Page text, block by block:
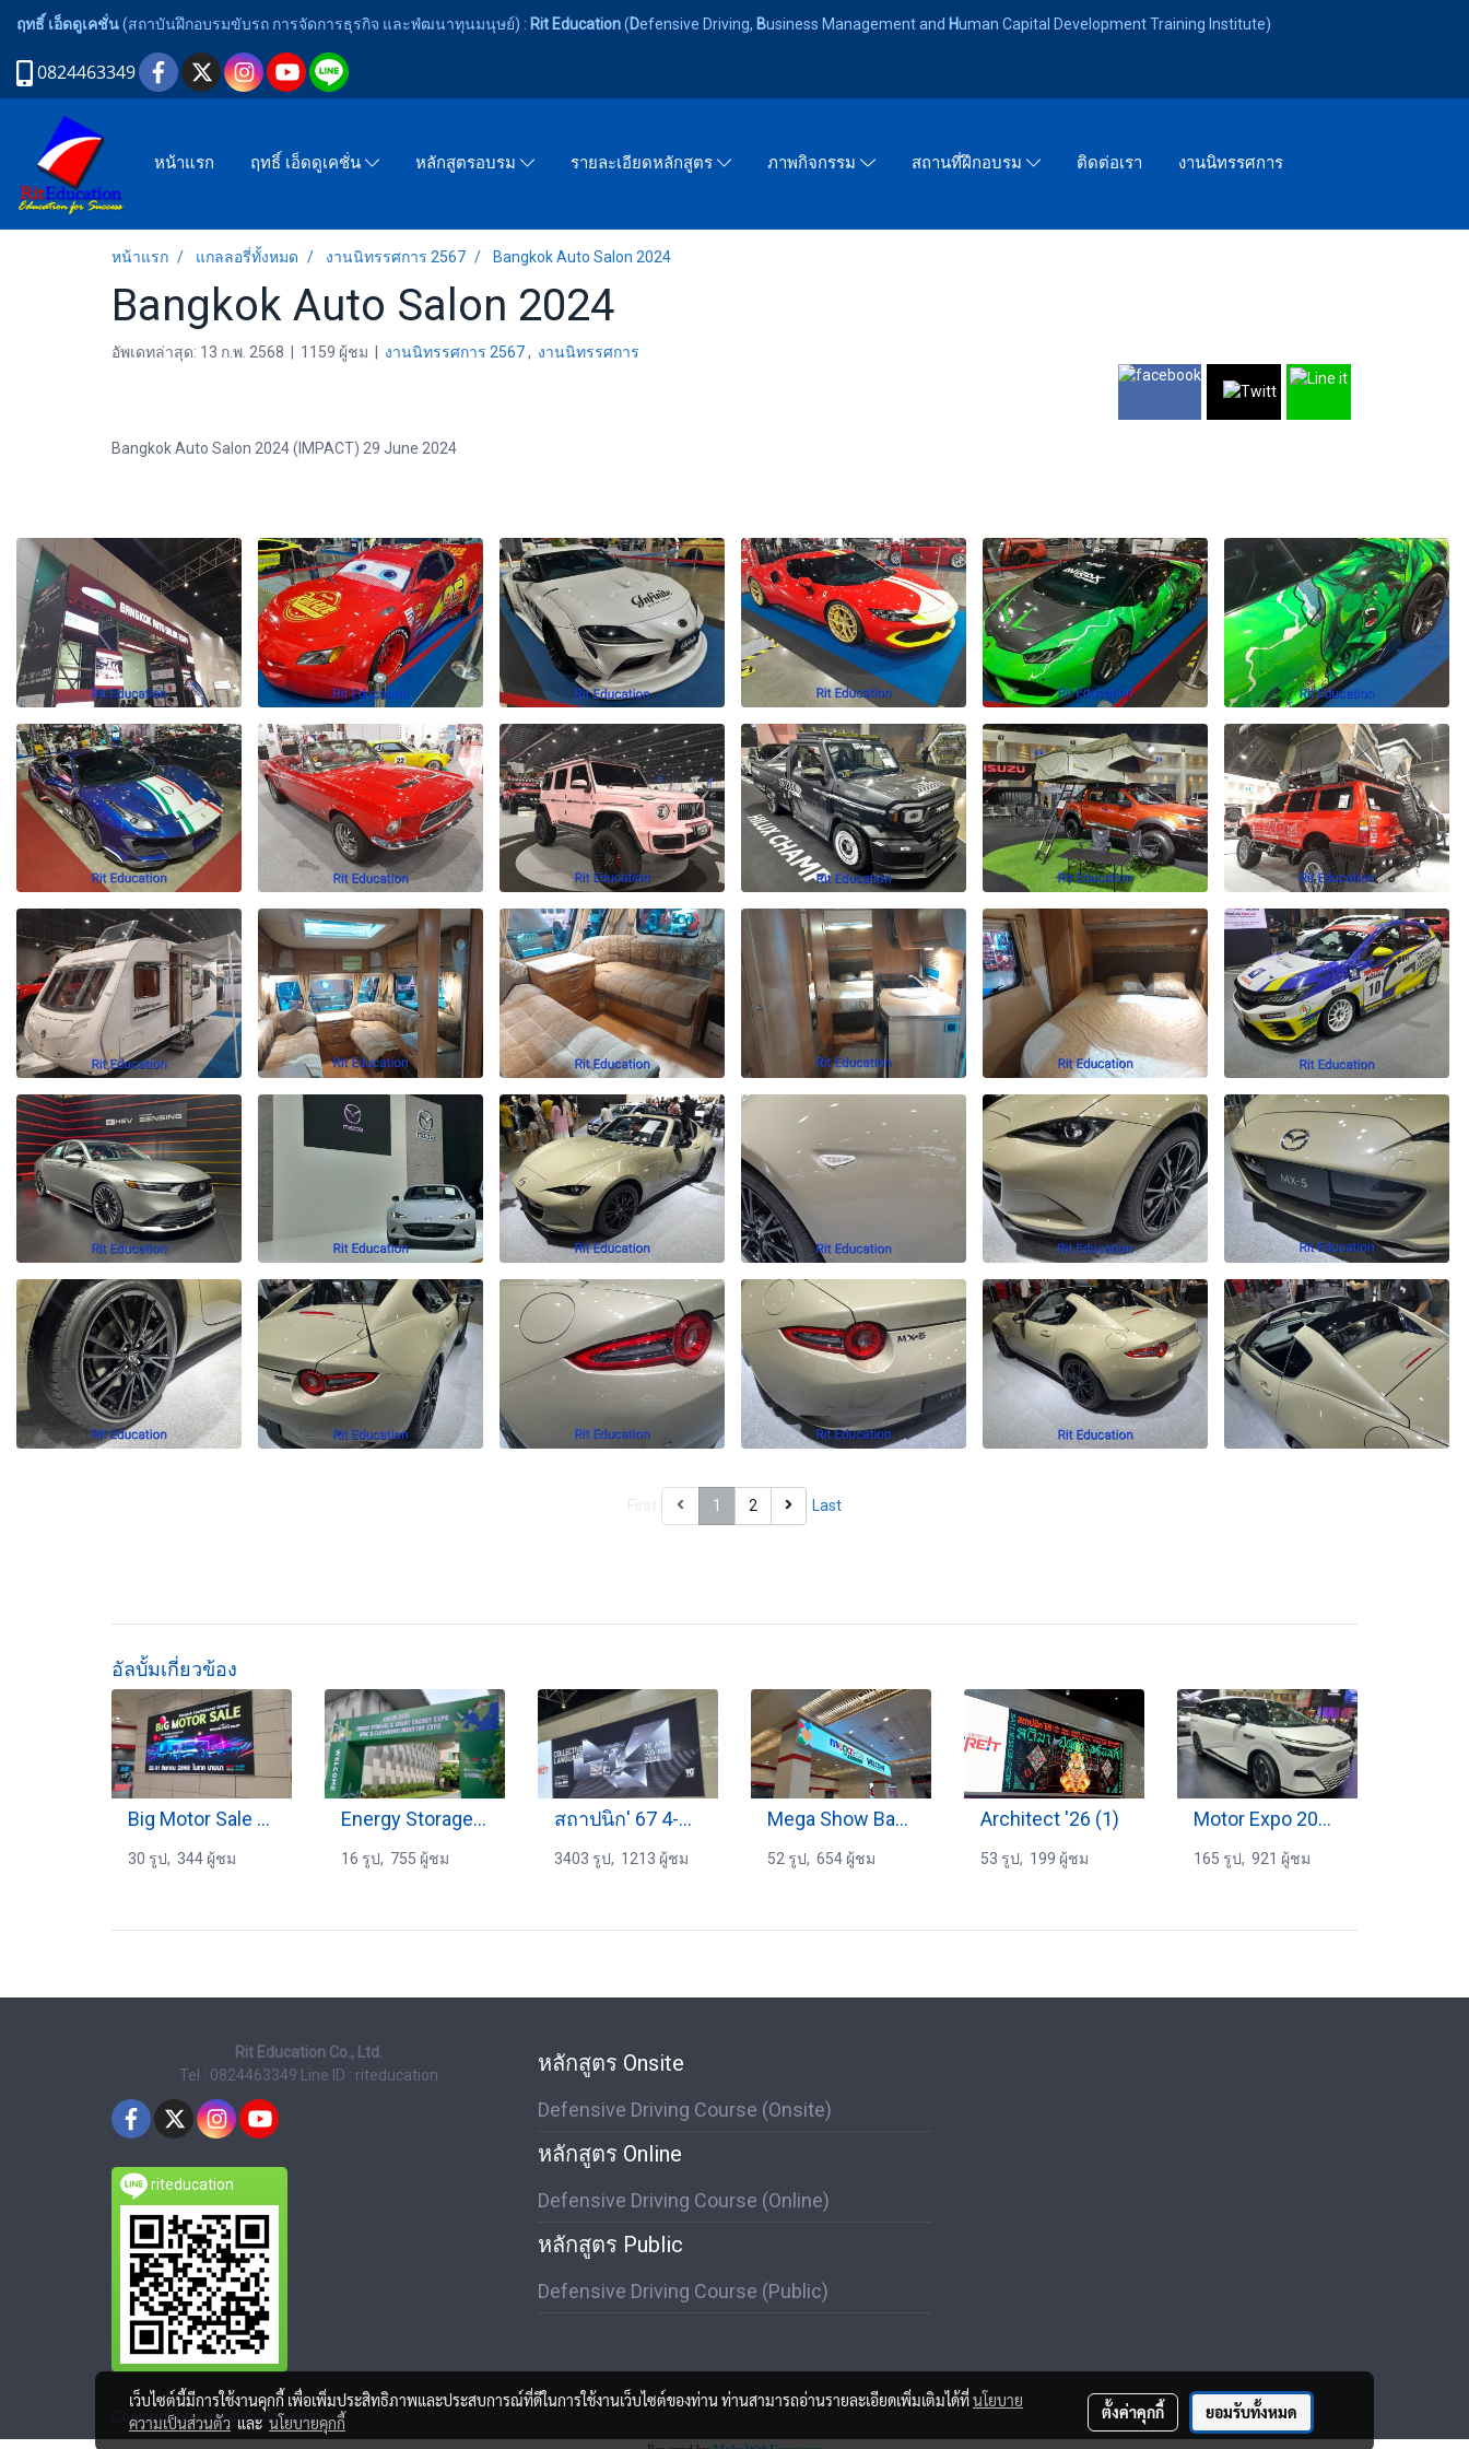
ฤทธิ์ เอ็ดดูเคชั่น(สถาบันฝึกอบรมขับรถ การจัดการธุรกิจ และพํฒนาทุนมนุษย์) : Rit Education(Defensive Driving, Business Management and Human Capital Development Training Institute)
0824463349
หน้าแรก ฤทธิ์ เอ็ดดูเคชั่น หลักสูตรอบรม รายละเอียดหลักสูตร ภาพกิจกรรม สถานที่ฝึกอบรม ติดต่อเรา งานนิทรรศการ
หน้าแรก แกลลอรี่ทั้งหมด งานนิทรรศการ 2567 Bangkok Auto Salon 2024
Bangkok Auto Salon 2024
อัพเดทล่าสุด: 13 ก.พ. 2568 | 1159 ผู้ชม | งานนิทรรศการ 2567, งานนิทรรศการ
Bangkok Auto Salon 2024 (IMPACT) 29 June 2024
1 2 Last
อัลบั้มเกี่ยวข้อง
Big Motor Sale 2025 (2)
30 รูป, 344 ผู้ชม
Energy Storage Expo 2025
16 รูป, 755 ผู้ชม
สถาปนิก' 67 4-5-2567
3403 รูป, 1213 ผู้ชม
Mega Show Bangkok
52 รูป, 654 ผู้ชม
Architect '26 (1)
53 รูป, 199 ผู้ชม
Motor Expo 2024 (3)
165 รูป, 921 ผู้ชม
Rit Education Co., Ltd.
Tel : 0824463349
Line ID : riteducation
riteducation
หลักสูตร Onsite
Defensive Driving Course (Onsite)
หลักสูตร Online
Defensive Driving Course (Online)
หลักสูตร Public
Defensive Driving Course (Public)
Copy right by riteducation.com
เว็บไซต์นี้มีการใช้งานคุกกี้ เพื่อเพิ่มประสิทธิภาพและประสบการณ์ที่ดีในการใช้งานเว็บไซต์ของท่าน ท่านสามารถอ่านรายละเอียดเพิ่มเติมได้ที่นโยบาย
ความเป็นส่วนตัว และ นโยบายคุกกี้
ตั้งค่าคุกกี้ ยอมรับทั้งหมด